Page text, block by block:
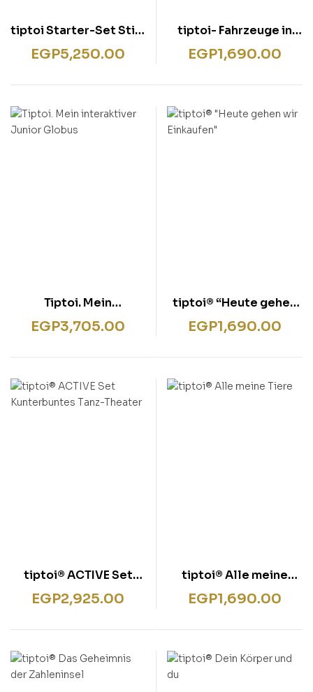
tiptoi Starter-Set Stift
und Bilderbuch Meine
Welt ab 2 Jahre
EGP5,250.00
tiptoi- Fahrzeuge in
der Stadt
EGP1,690.00
Tiptoi. Mein
interaktiver Junior
Globus
EGP3,705.00
tiptoi® “Heute gehen
wir Einkaufen”
EGP1,690.00
tiptoi® ACTIVE Set
Kunterbuntes Tanz-
Theater
EGP2,925.00
tiptoi® Alle meine
Tiere
EGP1,690.00